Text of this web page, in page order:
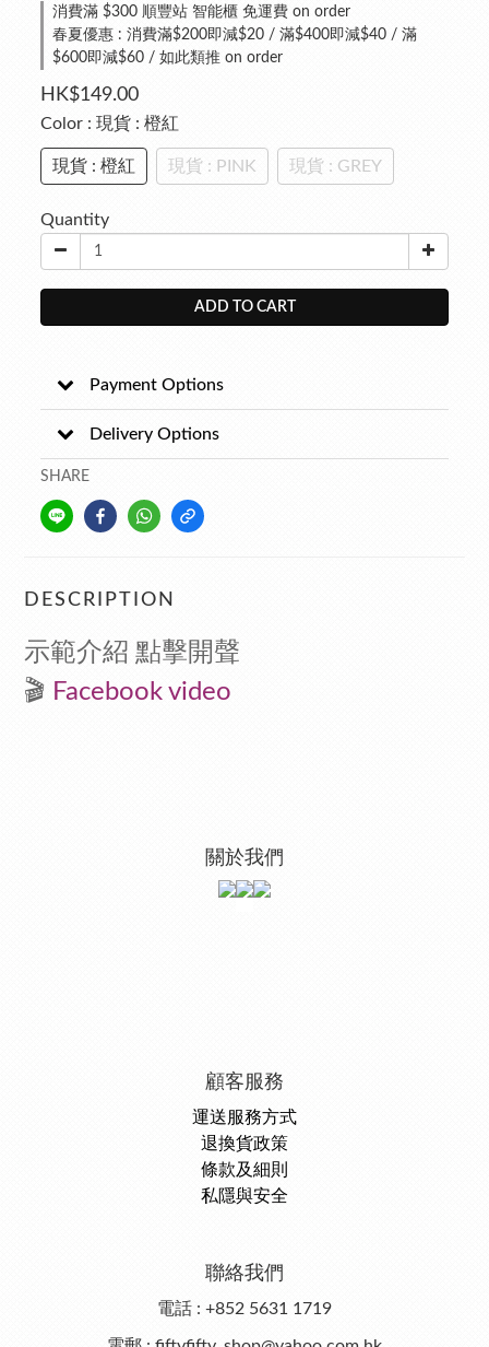
消費滿 $300 順豐站 智能櫃 免運費 on order
春夏優惠 : 消費滿$200即減$20 / 滿$400即減$40 / 滿
$600即減$60 / 如此類推 on order
HK$149.00
Color : 現貨 : 橙紅
現貨 : 橙紅 現貨 : PINK 現貨 : GREY
Quantity
ADD TO CART
Payment Options
Delivery Options
SHARE
DESCRIPTION
示範介紹 點擊開聲
🎬 Facebook video
關於我們
顧客服務
運送服務方式
退換貨政策
條款及細則
私隱與安全
聯絡我們
電話 : +852 5631 1719